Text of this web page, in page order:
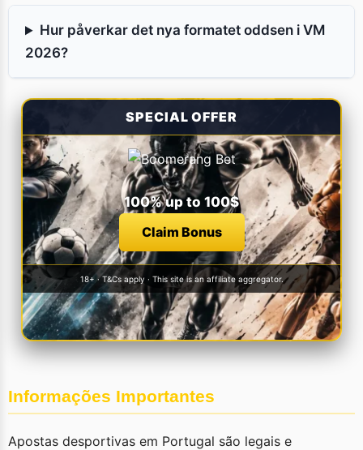
Hur påverkar det nya formatet oddsen i VM
2026?
SPECIAL OFFER
100% up to 100$
Claim Bonus
18+ · T&Cs apply · This site is an affiliate aggregator.
Informações Importantes
Apostas desportivas em Portugal são legais e